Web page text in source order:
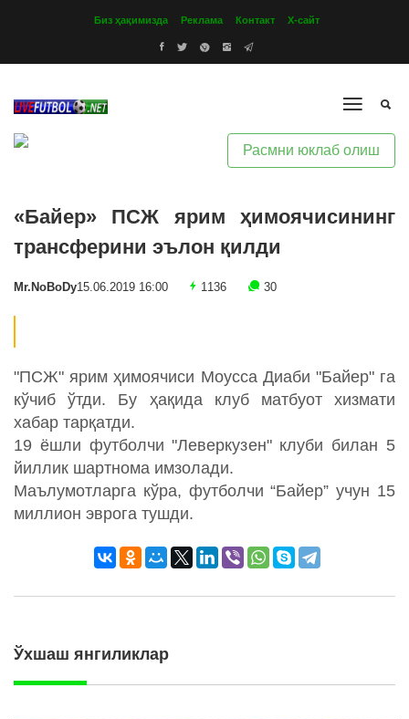
Биз ҳақимизда Реклама Контакт Х-сайт
Расмни юклаб олиш
«Байер» ПСЖ ярим ҳимоячисининг
трансферини эълон қилди
Mr.NoBoDy15.06.2019 16:00 1136 30
"ПСЖ" ярим ҳимоячиси Моусса Диаби "Байер" га
кўчиб ўтди. Бу ҳақида клуб матбуот хизмати
хабар тарқатди.
19 ёшли футболчи "Леверкузен" клуби билан 5
йиллик шартнома имзолади.
Маълумотларга кўра, футболчи “Байер” учун 15
миллион эврога тушди.
Ўхшаш янгиликлар